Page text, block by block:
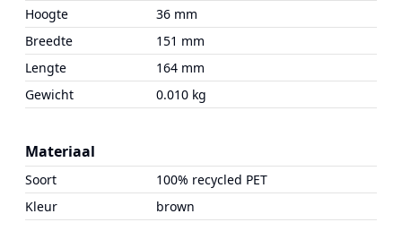
Hoogte
36 mm
Breedte
151 mm
Lengte
164 mm
Gewicht
0.010 kg
Materiaal
Soort
100% recycled PET
Kleur
brown